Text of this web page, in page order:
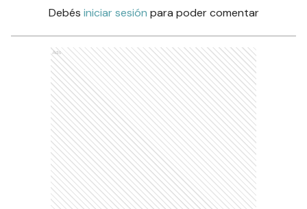
Debés iniciar sesión para poder comentar
Ads